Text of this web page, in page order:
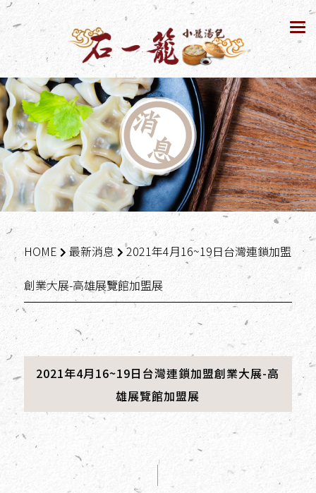
HOME 最新消息
2021年4月16~19日台灣連鎖加盟
創業大展-高雄展覽館加盟展
2021年4月16~19日台灣連鎖加盟創業大展-高
雄展覽館加盟展